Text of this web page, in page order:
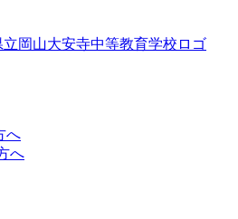
へ
へ